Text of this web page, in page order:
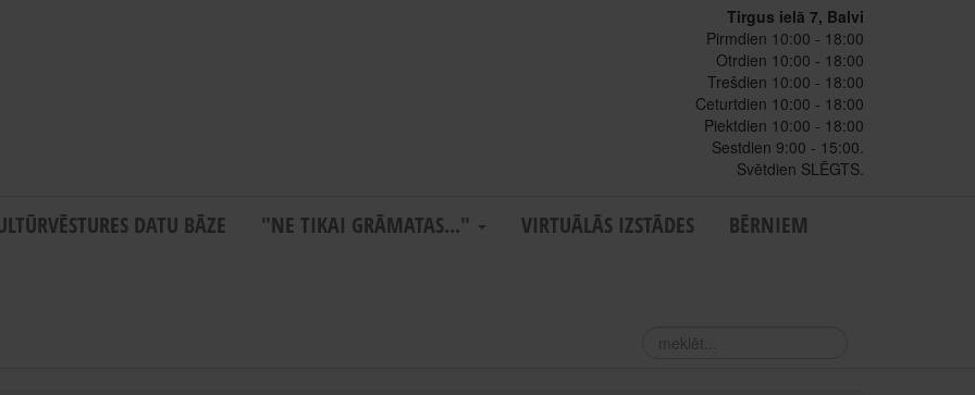
Tirgus ielā 7, Balvi
Pirmdien 10:00 - 18:00
Otrdien 10:00 - 18:00
Trešdien 10:00 - 18:00
Ceturtdien 10:00 - 18:00
Piektdien 10:00 - 18:00
Sestdien 9:00 - 15:00.
Svētdien SLĒGTS.
DATU BĀZE "NE TIKAI GRĀMATAS..." VIRTUĀLĀS IZSTĀDES BĒRNIEM
meklēt...